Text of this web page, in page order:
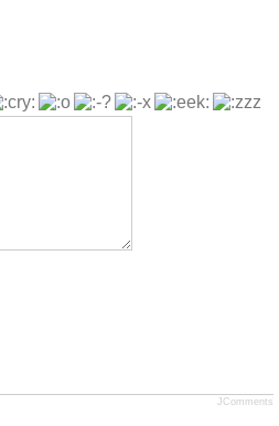
JComments